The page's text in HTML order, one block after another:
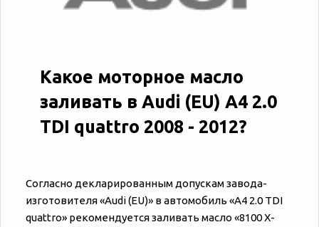
Какое моторное масло
заливать в Audi (EU) A4 2.0
TDI quattro 2008 - 2012?
Согласно декларированным допускам завода-
изготовителя «‎‎Audi (EU)» в автомобиль «‎‎A4 2.0 TDI
quattro» рекомендуется заливать масло «8100 X-